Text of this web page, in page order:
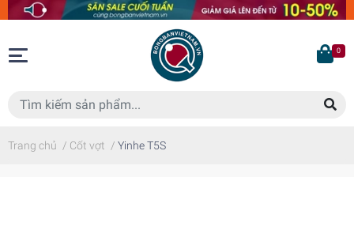
0
Trang chủ / Cốt vợt / Yinhe T5S